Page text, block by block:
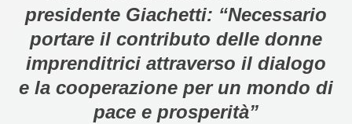
presidente Giachetti: “Necessario
portare il contributo delle donne
imprenditrici attraverso il dialogo
e la cooperazione per un mondo di
pace e prosperità”